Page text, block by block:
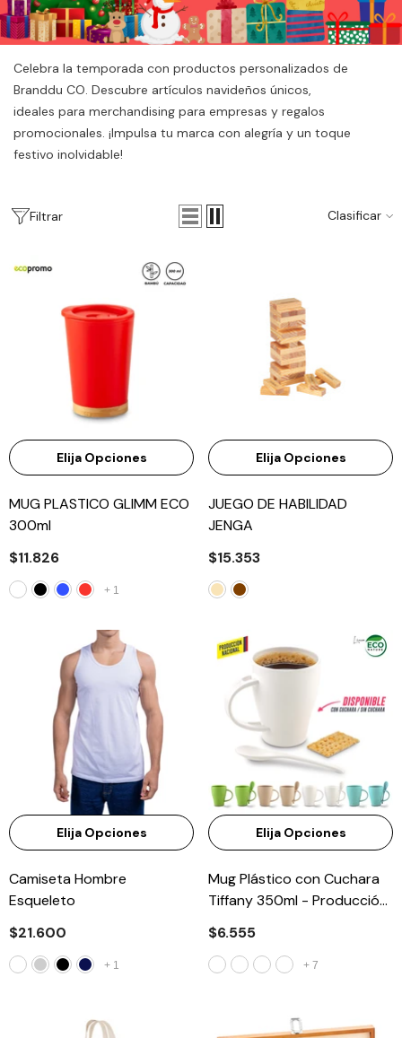
Celebra la temporada con productos personalizados de
Branddu CO. Descubre artículos navideños únicos,
ideales para merchandising para empresas y regalos
promocionales. ¡Impulsa tu marca con alegría y un toque
festivo inolvidable!
Filtrar Clasificar
Elija Opciones
MUG PLASTICO GLIMM ECO
300ml
$11.826
+ 1
Elija Opciones
JUEGO DE HABILIDAD
JENGA
$15.353
Elija Opciones
Camiseta Hombre
Esqueleto
$21.600
+ 1
Elija Opciones
Mug Plástico con Cuchara
Tiffany 350ml - Producción
Nacional
$6.555
+ 7